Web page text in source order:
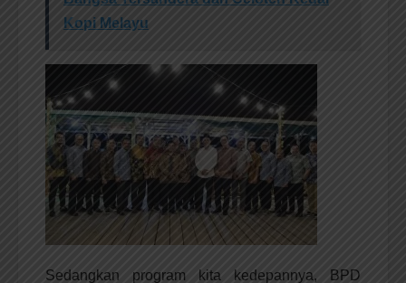
Kopi Melayu
Sedangkan program kita kedepannya, BPD